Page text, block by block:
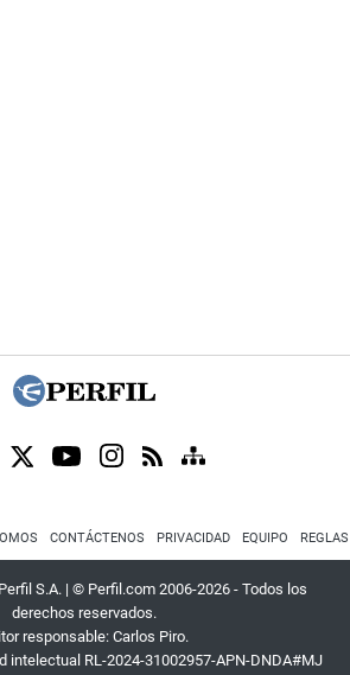
CONTÁCTENOS PRIVACIDAD EQUIPO
S.A. | © Perfil.com 2006-2026 - Todos los
derechos reservados.
responsable: Carlos Piro.
intelectual RL-2024-31002957-APN-DNDA#MJ